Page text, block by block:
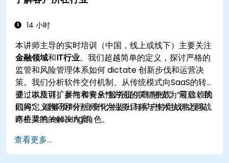
（如果课程为封闭课程，语言可以更改）。它引导您了
中重用的模式。
14 小时
本讲师主导的实时培训（中国，线上或线下）主要关注
金融领域和IT行业。我们超越简单的定义，探讨严格的
监管和风险管理体系如何 dictate 创新步伐和运营决
策。我们分析软件交付机制、从传统模式向SaaS的转
变，以及可扩展性和安全性方面的关键挑战。最后，我
们将定义顾问和分析师作为业务目标与技术执行之间战
略桥梁的 evolving 角色。
通过本培训，参与者将从“服务提供商”转变为“可信赖的
顾问”，能够预判行业变化并提出与客户特定战略现实
产生共鸣的解决方案。
查看更多...